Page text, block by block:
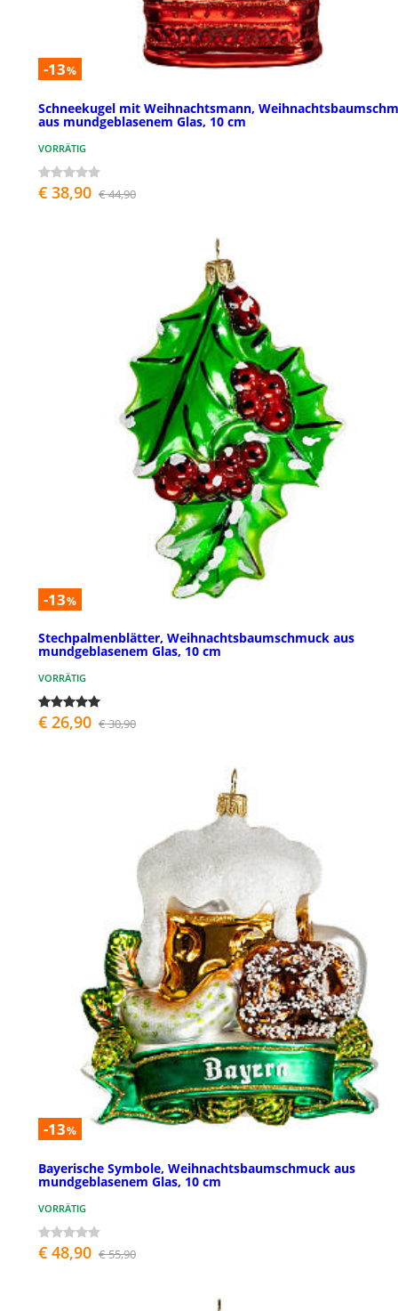
-13%
Schneekugel mit Weihnachtsmann,
aus mundgeblasenem Glas, 10 cm
VORRÄTIG
€ 38,90 € 44,90
-13%
Stechpalmenblätter, Weihnachtsbaumschmuck aus
mundgeblasenem Glas, 10 cm
VORRÄTIG
€ 26,90 € 30,90
-13%
Bayerische Symbole, Weihnachtsbaumschmuck aus
mundgeblasenem Glas, 10 cm
VORRÄTIG
€ 48,90 € 55,90